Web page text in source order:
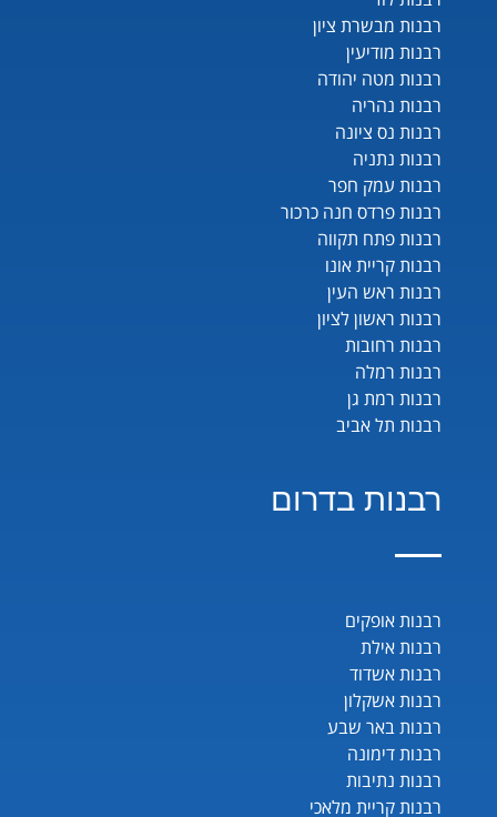
רבנות מבשרת ציון
רבנות מודיעין
רבנות מטה יהודה
רבנות נהריה
רבנות נס ציונה
רבנות נתניה
רבנות עמק חפר
רבנות פרדס חנה כרכור
רבנות פתח תקווה
רבנות קריית אונו
רבנות ראש העין
רבנות ראשון לציון
רבנות רחובות
רבנות רמלה
רבנות רמת גן
רבנות תל אביב
רבנות בדרום
רבנות אופקים
רבנות אילת
רבנות אשדוד
רבנות אשקלון
רבנות באר שבע
רבנות דימונה
רבנות נתיבות
רבנות קריית מלאכי